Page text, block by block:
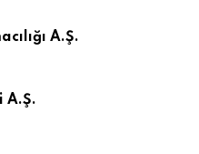
A.Ş.
A.Ş.